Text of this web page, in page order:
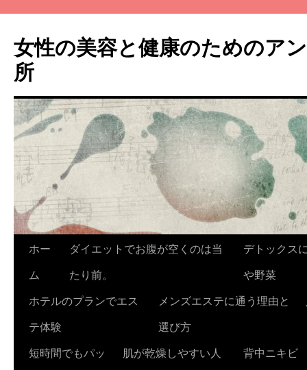
テ
ン
ツ
へ
キ
ッ
女性の美容と健康のためのア
所
ホー
ム
ダイエットでお腹が空くのは当
たり前。
デトックス
や野菜
ホテルのプランでエス
テ体験
メンズエステに通う理由と
選び方
短時間でもパッ
肌が乾燥しやすい人
背中ニキビ